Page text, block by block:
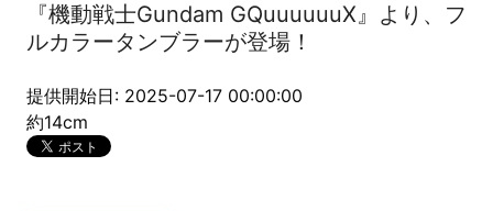
『機動戦士Gundam GQuuuuuuX』より、フ
ルカラータンブラーが登場！
提供開始日: 2025-07-17 00:00:00
約14cm